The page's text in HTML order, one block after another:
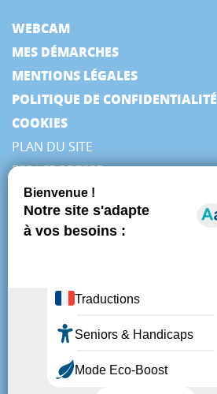
WEBCAM
MES DÉMARCHES
MENTIONS LÉGALES
POLITIQUE DE CONFIDENTIALITÉ
COOKIES
PLAN DU SITE
ESPACE PRESSE